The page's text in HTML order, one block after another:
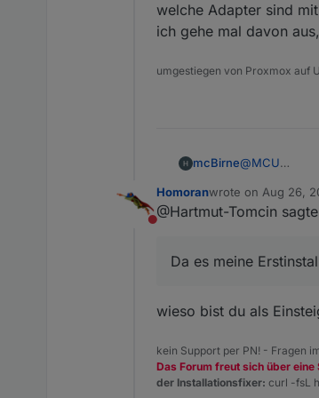
welche Adapter sind
ich gehe mal davon
umgestiegen von Proxmox auf
mcBirne@MCU
Do not disturb
Homoranwrote on Aug 26,
last edited by
@Hartmut-Tomcin
Da es meine
wieso bist du als
kein Support per PN! - Fragen
Das Forum freut sich über
der Installationsfixer: curl -fsL